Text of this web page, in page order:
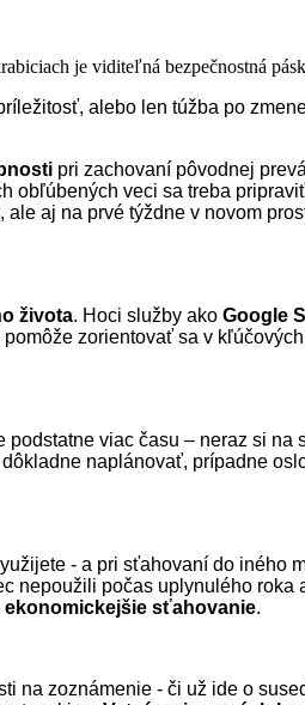
alebo len túžba po
pri zachovaní pôvodnej
obľúbených veci sa treba
aj na prvé týždne v novom
života. Hoci služby ako Google
zorientovať sa v
viac času – neraz si
naplánovať, prípadne
- a pri sťahovaní do iného
nepoužili počas uplynulého
ekonomickejšie sťahovanie.
na zoznámenie - či už ide o